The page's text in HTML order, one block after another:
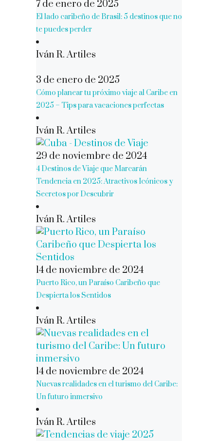
7 de enero de 2025
El lado caribeño de Brasil: 5 destinos que no
te puedes perder
Iván R. Artiles
3 de enero de 2025
Cómo planear tu próximo viaje al Caribe en
2025 – Tips para vacaciones perfectas
Iván R. Artiles
29 de noviembre de 2024
4 Destinos de Viaje que Marcarán
Tendencia en 2025: Atractivos Icónicos y
Secretos por Descubrir
Iván R. Artiles
14 de noviembre de 2024
Puerto Rico, un Paraíso Caribeño que
Despierta los Sentidos
Iván R. Artiles
14 de noviembre de 2024
Nuevas realidades en el turismo del Caribe:
Un futuro inmersivo
Iván R. Artiles